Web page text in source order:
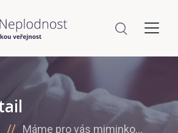
Máme pro vás miminko…